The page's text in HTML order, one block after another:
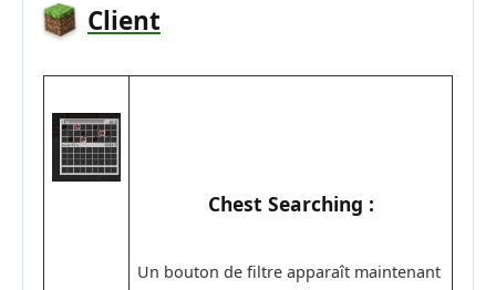
Client
Chest Searching :
Un bouton de filtre apparaît maintenant